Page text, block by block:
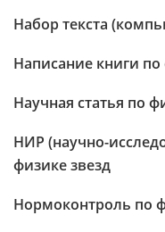
Набор текста
Написание книги по
Научная статья по
НИР (научно-
физике звезд
Нормоконтроль по